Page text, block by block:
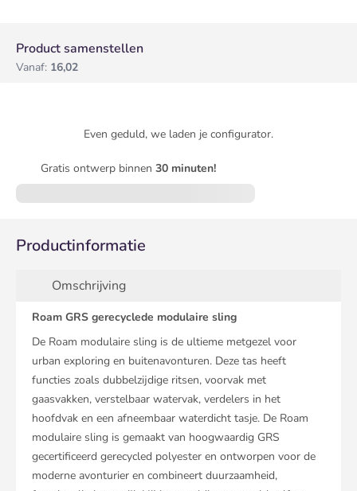
Product samenstellen
Vanaf: 16,02
Even geduld, we laden je configurator.
Gratis ontwerp binnen 30 minuten!
Productinformatie
Omschrijving
Roam GRS gerecyclede modulaire sling
De Roam modulaire sling is de ultieme metgezel voor
urban exploring en buitenavonturen. Deze tas heeft
functies zoals dubbelzijdige ritsen, voorvak met
gaasvakken, verstelbaar watervak, verdelers in het
hoofdvak en een afneembaar waterdicht tasje. De Roam
modulaire sling is gemaakt van hoogwaardig GRS
gecertificeerd gerecycled polyester en ontworpen voor de
moderne avonturier en combineert duurzaamheid,